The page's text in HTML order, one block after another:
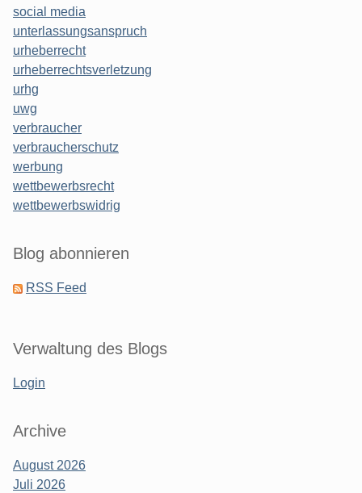
social media
unterlassungsanspruch
urheberrecht
urheberrechtsverletzung
urhg
uwg
verbraucher
verbraucherschutz
werbung
wettbewerbsrecht
wettbewerbswidrig
Blog abonnieren
RSS Feed
Verwaltung des Blogs
Login
Archive
August 2026
Juli 2026